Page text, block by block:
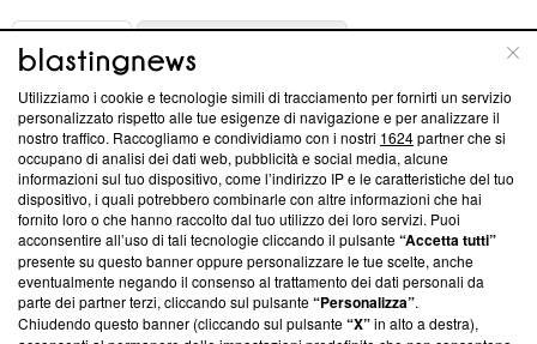
ABOUT
Questa sezione offre informazioni trasparenti su Blasting
News, sui nostri processi editoriali e su come ci impegniamo a
creare news di qualità. Inoltre, afferma la nostra aderenza a
‘Trust Project - News with Integrity’Blasting News non è
ancora membro del programma, ma ha richiesto di farne
parte; Trust Project non ha ancora effettuato una verifica di
conformità agli standard.
Su di noi
Utilizziamo i cookie e tecnologie simili di tracciamento per fornirti un servizio
personalizzato rispetto alle tue esigenze di navigazione e per analizzare il
nostro traffico. Raccogliamo e condividiamo con i nostri 1624partner che si
occupano di analisi dei dati web, pubblicità e social media, alcune
informazioni sul tuo dispositivo, come l’indirizzo IP e le caratteristiche del tuo
dispositivo, i quali potrebbero combinarle con altre informazioni che hai
fornito loro o che hanno raccolto dal tuo utilizzo dei loro servizi. Puoi
acconsentire all’uso di tali tecnologie cliccando il pulsante“Accetta tutti”
presente su questo banner oppure personalizzare le tue scelte, anche
eventualmente negando il consenso al trattamento dei dati personali da
parte dei partner terzi, cliccando sul pulsante“Personalizza”.
Chiudendo questo banner (cliccando sul pulsante“X”in alto a destra),